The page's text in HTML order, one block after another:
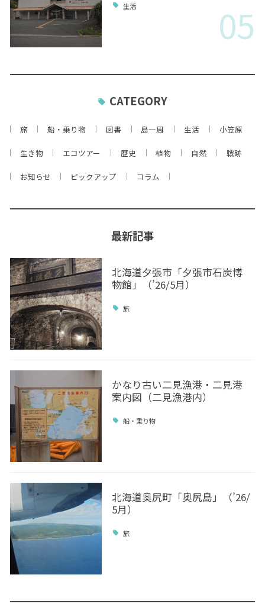
生活 05
CATEGORY
旅 船・乗り物 図書 島一周 生活 小笠原
生き物 エコツアー 歴史 植物 自然 戦跡
お知らせ ピックアップ コラム
最新記事
北海道夕張市「夕張市石炭博
物館」（’26/5月）
旅
かなり古い二見漁港・二見港
案内図（二見漁港内）
船・乗り物
北海道奥尻町「奥尻島」（’26/
5月）
旅